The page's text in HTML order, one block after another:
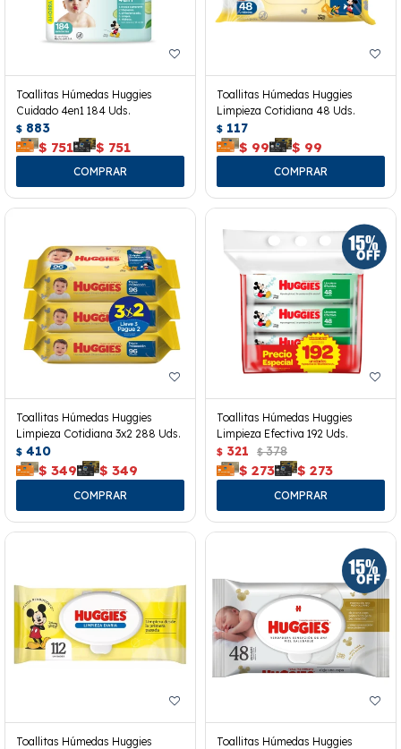
Toallitas Húmedas Huggies
Cuidado 4en1 184 Uds.
$ 883
$ 751 $ 751
Toallitas Húmedas Huggies
Limpieza Cotidiana 48 Uds.
$ 117
$ 99 $ 99
Toallitas Húmedas Huggies
Limpieza Cotidiana 3x2 288 Uds.
$ 410
$ 349 $ 349
Toallitas Húmedas Huggies
Limpieza Efectiva 192 Uds.
$ 321 $ 378
$ 273 $ 273
Toallitas Húmedas Huggies
Toallitas Húmedas Huggies